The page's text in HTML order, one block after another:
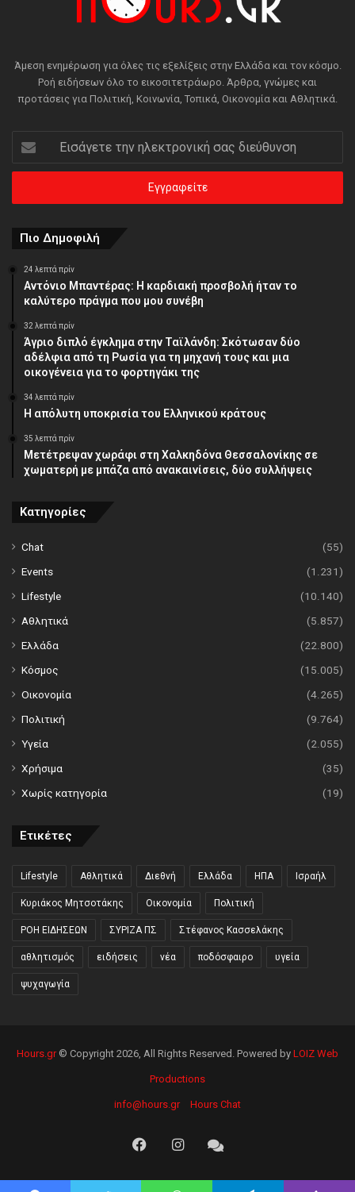
Άμεση ενημέρωση για όλες τις εξελίξεις στην Ελλάδα και τον κόσμο.
Ροή ειδήσεων όλο το εικοσιτετράωρο. Άρθρα, γνώμες και
προτάσεις για Πολιτική, Κοινωνία, Τοπικά, Οικονομία και Αθλητικά.
Εισάγετε
την
ηλεκτρονική
διεύθυνση
Πιο Δημοφιλή
24 λεπτά πρίν
Αντόνιο Μπαντέρας: Η καρδιακή προσβολή ήταν το
καλύτερο πράγμα που μου συνέβη
32 λεπτά πρίν
Άγριο διπλό έγκλημα στην Ταϊλάνδη: Σκότωσαν δύο
αδέλφια από τη Ρωσία για τη μηχανή τους και μια
οικογένεια για το φορτηγάκι της
34 λεπτά πρίν
Η απόλυτη υποκρισία του Ελληνικού κράτους
35 λεπτά πρίν
Μετέτρεψαν χωράφι στη Χαλκηδόνα Θεσσαλονίκης σε
χωματερή με μπάζα από ανακαινίσεις, δύο συλλήψεις
Κατηγορίες
Chat
(55)
Events
(1.231)
Lifestyle
(10.140)
Αθλητικά
(5.857)
Ελλάδα
(22.800)
Κόσμος
(15.005)
Οικονομία
(4.265)
Πολιτική
(9.764)
Υγεία
(2.055)
Χρήσιμα
(35)
Χωρίς κατηγορία
(19)
Ετικέτες
Lifestyle Αθλητικά Διεθνή Ελλάδα ΗΠΑ Ισραήλ
Κυριάκος Μητσοτάκης Οικονομία Πολιτική
ΡΟΗ ΕΙΔΗΣΕΩΝ ΣΥΡΙΖΑ ΠΣ Στέφανος Κασσελάκης
αθλητισμός ειδήσεις νέα ποδόσφαιρο υγεία
ψυχαγωγία
Hours.gr© Copyright 2026, All Rights Reserved. Powered by LOIZ Web
Productions
info@hours.gr Hours Chat
FacebookInstagramHours
Chat